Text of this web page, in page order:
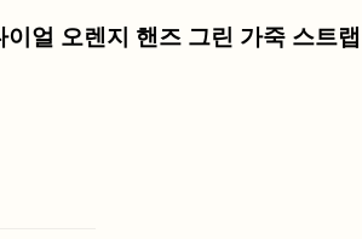
얼 오렌지 핸즈 그린 가죽 스트